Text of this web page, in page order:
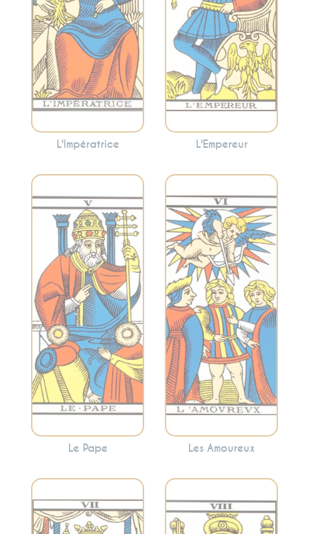
nécessité de
prendre soin de
vous et de cultiver
votre créativité.
L'Impératrice
nécessité
d’adopter une
approche
organisée pour
atteindre vos
objectifs.
L'Empereur
Incarne la
tradition, la
spiritualité et
l’enseignement.
Cette carte peut
signaler la
recherche de
conseils spirituels
ou la nécessité de
suivre des normes
établies.
Le Pape
Symbolise les
choix, les relations
et les dilemmes.
Cette carte peut
refléter une
décision
importante à
prendre ou
l’harmonie et la
synergie dans les
relations.
Les Amoureux
Représente
l’équilibre, la justice